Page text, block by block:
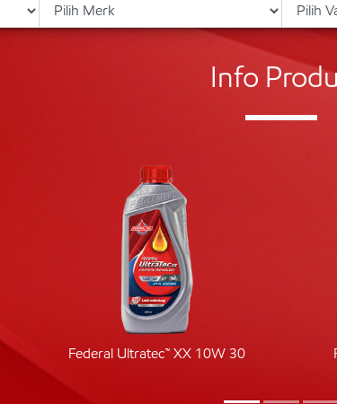
Info
Federal Ultratec™ XX 10W 30